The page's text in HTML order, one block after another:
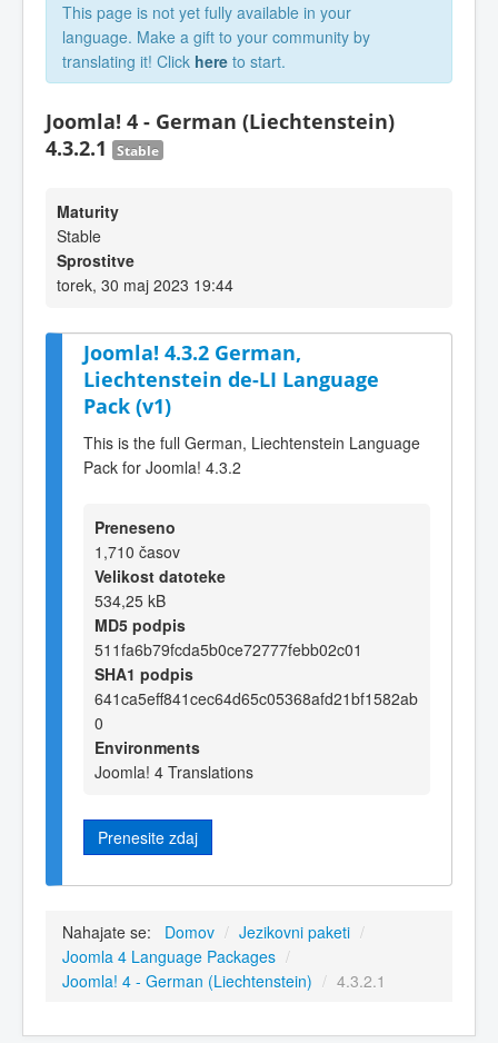
This page is not yet fully available in your
language. Make a gift to your community by
translating it! Click here to start.
Joomla! 4 - German (Liechtenstein)
4.3.2.1
Stable
Maturity
Stable
Sprostitve
torek, 30 maj 2023 19:44
Joomla! 4.3.2 German,
Liechtenstein de-LI Language
Pack (v1)
This is the full German, Liechtenstein Language
Pack for Joomla! 4.3.2
Preneseno
1,710 časov
Velikost datoteke
534,25 kB
MD5 podpis
511fa6b79fcda5b0ce72777febb02c01
SHA1 podpis
641ca5eff841cec64d65c05368afd21bf1582ab
0
Environments
Joomla! 4 Translations
Prenesite zdaj
Nahajate se: Domov / Jezikovni paketi /
Joomla 4 Language Packages /
Joomla! 4 - German (Liechtenstein) / 4.3.2.1